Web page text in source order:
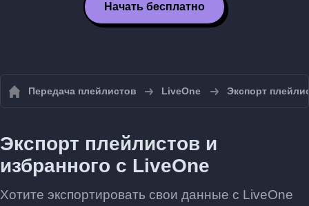
Начать бесплатно
Передача плейлистов LiveOne Экспорт
Экспорт плейлистов и
избранного с LiveOne
Хотите экспортировать свои данные с LiveOne